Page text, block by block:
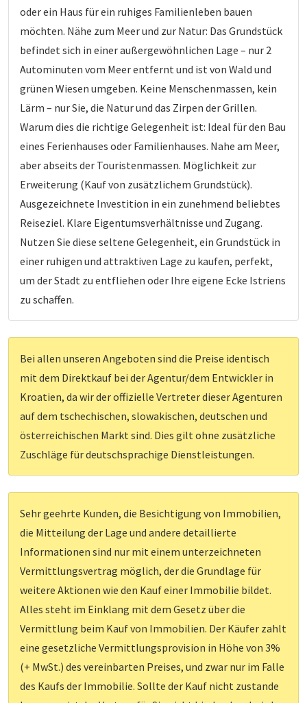
oder ein Haus für ein ruhiges Familienleben bauen
möchten. Nähe zum Meer und zur Natur: Das Grundstück
befindet sich in einer außergewöhnlichen Lage – nur 2
Autominuten vom Meer entfernt und ist von Wald und
grünen Wiesen umgeben. Keine Menschenmassen, kein
Lärm – nur Sie, die Natur und das Zirpen der Grillen.
Warum dies die richtige Gelegenheit ist: Ideal für den Bau
eines Ferienhauses oder Familienhauses. Nahe am Meer,
aber abseits der Touristenmassen. Möglichkeit zur
Erweiterung (Kauf von zusätzlichem Grundstück).
Ausgezeichnete Investition in ein zunehmend beliebtes
Reiseziel. Klare Eigentumsverhältnisse und Zugang.
Nutzen Sie diese seltene Gelegenheit, ein Grundstück in
einer ruhigen und attraktiven Lage zu kaufen, perfekt,
um der Stadt zu entfliehen oder Ihre eigene Ecke Istriens
zu schaffen.
Bei allen unseren Angeboten sind die Preise identisch
mit dem Direktkauf bei der Agentur/dem Entwickler in
Kroatien, da wir der offizielle Vertreter dieser Agenturen
auf dem tschechischen, slowakischen, deutschen und
österreichischen Markt sind. Dies gilt ohne zusätzliche
Zuschläge für deutschsprachige Dienstleistungen.
Sehr geehrte Kunden, die Besichtigung von Immobilien,
die Mitteilung der Lage und andere detaillierte
Informationen sind nur mit einem unterzeichneten
Vermittlungsvertrag möglich, der die Grundlage für
weitere Aktionen wie den Kauf einer Immobilie bildet.
Alles steht im Einklang mit dem Gesetz über die
Vermittlung beim Kauf von Immobilien. Der Käufer zahlt
eine gesetzliche Vermittlungsprovision in Höhe von 3%
(+ MwSt.) des vereinbarten Preises, und zwar nur im Falle
des Kaufs der Immobilie. Sollte der Kauf nicht zustande